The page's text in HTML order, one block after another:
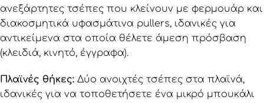
ανεξάρτητες τσέπες που κλείνουν με φερμουάρ και
διακοσμητικά υφασμάτινα pullers, ιδανικές για
αντικείμενα στα οποία θέλετε άμεση πρόσβαση
(κλειδιά, κινητό, έγγραφα).
Πλαϊνές θήκες: Δύο ανοιχτές τσέπες στα πλαϊνά,
ιδανικές για να τοποθετήσετε ένα μικρό μπουκάλι